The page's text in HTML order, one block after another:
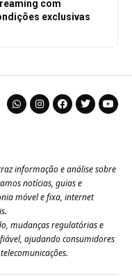
com
exclusivas
informação e análise sobre
notícias, guias e
móvel e fixa, internet
mudanças regulatórias e
ajudando consumidores